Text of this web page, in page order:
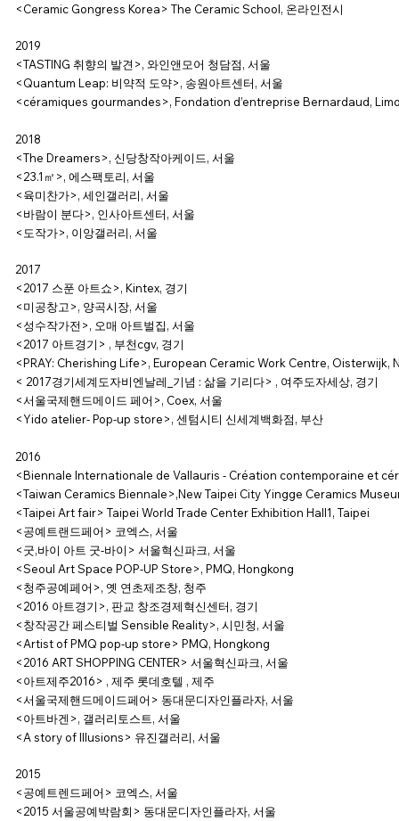
<Ceramic Gongress Korea> The Ceramic School, 온라인전시
2019
<TASTING 취향의 발견>, 와인앤모어 청담점, 서울
<Quantum Leap: 비약적 도약>, 송원아트센터, 서울
<céramiques gourmandes>, Fondation d’entreprise Bernardaud,
2018
<The Dreamers>, 신당창작아케이드, 서울
<23.1㎡>, 에스팩토리, 서울
<육미찬가>, 세인갤러리, 서울
<바람이 분다>, 인사아트센터, 서울
<도작가>, 이앙갤러리, 서울
2017
<2017 스푼 아트쇼>, Kintex, 경기
<미공창고>, 양곡시장, 서울
<성수작가전>, 오매 아트벌집, 서울
<2017 아트경기> , 부천cgv, 경기
<PRAY: Cherishing Life>, European Ceramic Work Centre, Oisterwijk,
< 2017경기세계도자비엔날레_기념 : 삶을 기리다> , 여주도자세상, 경기
<서울국제핸드메이드 페어>, Coex, 서울
<Yido atelier- Pop-up store>, 센텀시티 신세계백화점, 부산
2016
<Biennale Internationale de Vallauris - Création contemporaine et
<Taiwan Ceramics Biennale>,New Taipei City Yingge Ceramics
<Taipei Art fair> Taipei World Trade Center Exhibition Hall1, Taipei
<공예트랜드페어> 코엑스, 서울
<굿,바이 아트 굿-바이> 서울혁신파크, 서울
<Seoul Art Space POP-UP Store>, PMQ, Hongkong
<청주공예페어>, 옛 연초제조창, 청주
<2016 아트경기>, 판교 창조경제혁신센터, 경기
<창작공간 페스티벌 Sensible Reality>, 시민청, 서울
<Artist of PMQ pop-up store> PMQ, Hongkong
<2016 ART SHOPPING CENTER> 서울혁신파크, 서울
<아트제주2016> , 제주 롯데호텔 , 제주
<서울국제핸드메이드페어> 동대문디자인플라자, 서울
<아트바겐>, 갤러리토스트, 서울
<A story of Illusions> 유진갤러리, 서울
2015
<공예트렌드페어> 코엑스, 서울
<2015 서울공예박람회> 동대문디자인플라자, 서울